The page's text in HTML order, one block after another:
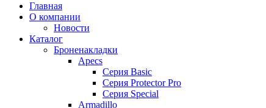
Главная
О компании
Новости
Каталог
Броненакладки
Apecs
Серия Basic
Серия Protector Pro
Серия Special
Armadillo